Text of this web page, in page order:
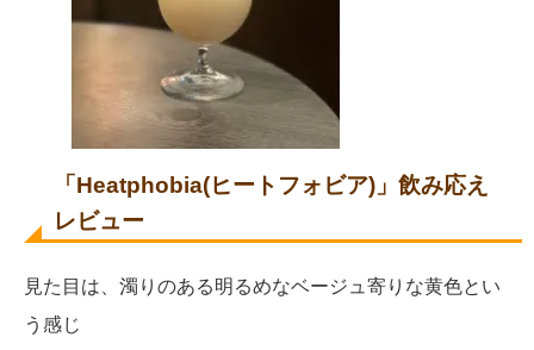
「Heatphobia(ヒートフォビア)」飲み応え
レビュー
見た目は、濁りのある明るめなベージュ寄りな黄色とい
う感じ